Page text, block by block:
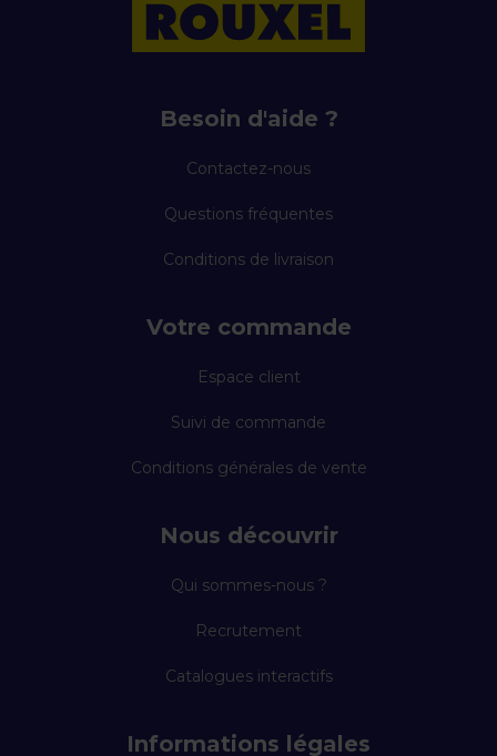
Besoin d'aide ?
Contactez-nous
Questions fréquentes
Conditions de livraison
Votre commande
Espace client
Suivi de commande
Conditions générales de vente
Nous découvrir
Qui sommes-nous ?
Recrutement
Catalogues interactifs
Informations légales